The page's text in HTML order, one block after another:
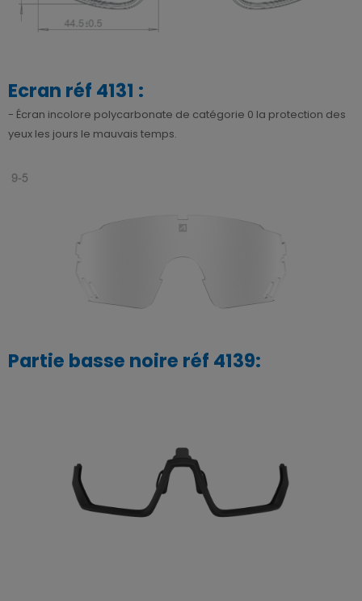
Ecran réf 4131 :
- Écran incolore polycarbonate de catégorie 0 la protection des
yeux les jours le mauvais temps.
Partie basse noire réf 4139: